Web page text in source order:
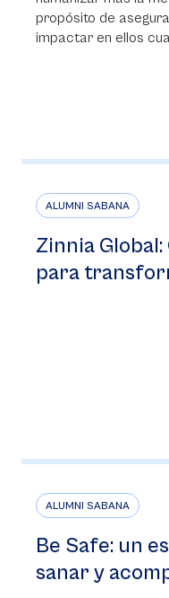
propósito de
impactar en ellos
ALUMNI SABANA
Zinnia
para
ALUMNI SABANA
Be Safe: un
sanar y